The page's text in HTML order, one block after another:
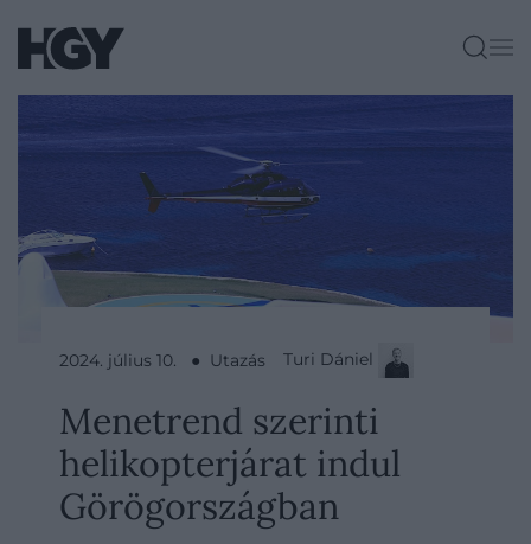
2024. július 10. ● Utazás Turi Dániel
Menetrend szerinti
helikopterjárat indul
Görögországban